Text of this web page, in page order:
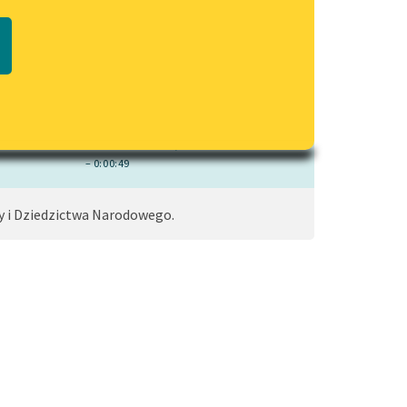
PDF
wrażliwych
Deklaracja dostępności
– 0:00:49
Dziedzictwa Narodowego.